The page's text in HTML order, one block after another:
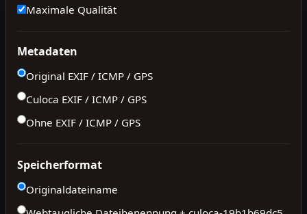
Maximale Qualität
Metadaten
Original EXIF / ICMP / GPS
Culoca EXIF / ICMP / GPS
Ohne EXIF / ICMP / GPS
Speicherformat
Originaldateiname